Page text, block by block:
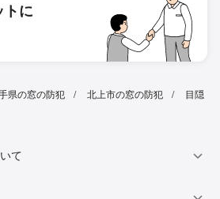
トに
県の窓の防犯 北上市の窓の防犯
目隠
て